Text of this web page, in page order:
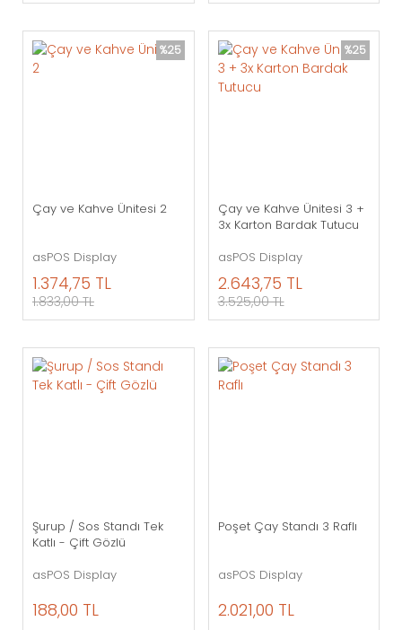
%25
Çay ve Kahve Ünitesi 2
asPOS Display
1.374,75 TL
1.833,00 TL
%25
Çay ve Kahve Ünitesi 3 +
3x Karton Bardak Tutucu
asPOS Display
2.643,75 TL
3.525,00 TL
Şurup / Sos Standı Tek
Katlı - Çift Gözlü
asPOS Display
188,00 TL
Poşet Çay Standı 3 Raflı
asPOS Display
2.021,00 TL